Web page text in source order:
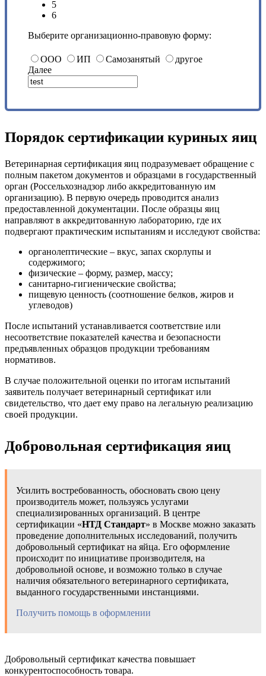
5
6
Выберите организационно-правовую форму:
ООО ИП Самозанятый
другое
Далее
Порядок сертификации куриных яиц
Ветеринарная сертификация яиц подразумевает обращение с
полным пакетом документов и образцами в государственный
орган (Россельхознадзор либо аккредитованную им
организацию). В первую очередь проводится анализ
предоставленной документации. После образцы яиц
направляют в аккредитованную лабораторию, где их
подвергают практическим испытаниям и исследуют свойства:
органолептические – вкус, запах скорлупы и
содержимого;
физические – форму, размер, массу;
санитарно-гигиенические свойства;
пищевую ценность (соотношение белков, жиров и
углеводов)
После испытаний устанавливается соответствие или
несоответствие показателей качества и безопасности
предъявленных образцов продукции требованиям
нормативов.
В случае положительной оценки по итогам испытаний
заявитель получает ветеринарный сертификат или
свидетельство, что дает ему право на легальную реализацию
своей продукции.
Добровольная сертификация яиц
Усилить востребованность, обосновать свою цену
производитель может, пользуясь услугами
специализированных организаций. В центре
сертификации «НТД Стандарт» в Москве можно заказать
проведение дополнительных исследований, получить
добровольный сертификат на яйца. Его оформление
происходит по инициативе производителя, на
добровольной основе, и возможно только в случае
наличия обязательного ветеринарного сертификата,
выданного государственными инстанциями.
Получить помощь в оформлении
Добровольный сертификат качества повышает
конкурентоспособность товара.